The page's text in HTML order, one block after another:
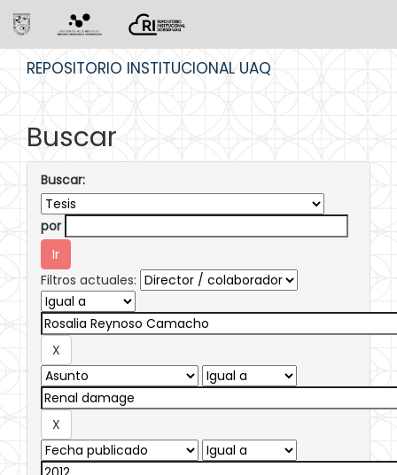
REPOSITORIO INSTITUCIONAL UAQ
Buscar
Buscar:
por
Filtros actuales: